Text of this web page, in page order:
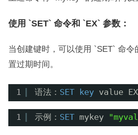
使用 `SET` 命令和 `EX` 参数：
当创建键时，可以使用 `SET` 命令
置过期时间。
1 语法： SET key value
1 示例： SET mykey